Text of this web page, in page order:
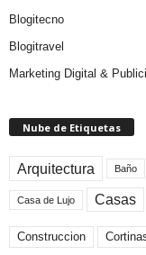
Blogitecno
Blogitravel
Marketing Digital &
Nube de Etiquetas
Arquitectura Baño
Casa de Lujo Casas
Construccion